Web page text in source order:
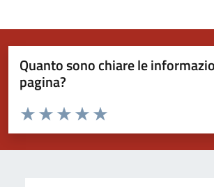
Quanto sono chiare le
pagina?
Valuta da 1 a 5 stelle la pagina
Valuta 5 stelle su 5
Valuta 4 stelle su 5
Valuta 3 stelle su 5
Valuta 2 stelle su 5
Valuta 1 stelle su 5